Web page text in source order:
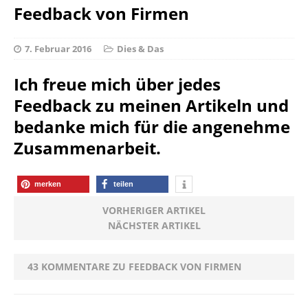
Feedback von Firmen
7. Februar 2016 Dies & Das
Ich freue mich über jedes
Feedback zu meinen Artikeln und
bedanke mich für die angenehme
Zusammenarbeit.
merken teilen
VORHERIGER ARTIKEL
NÄCHSTER ARTIKEL
43 KOMMENTARE ZU FEEDBACK VON FIRMEN